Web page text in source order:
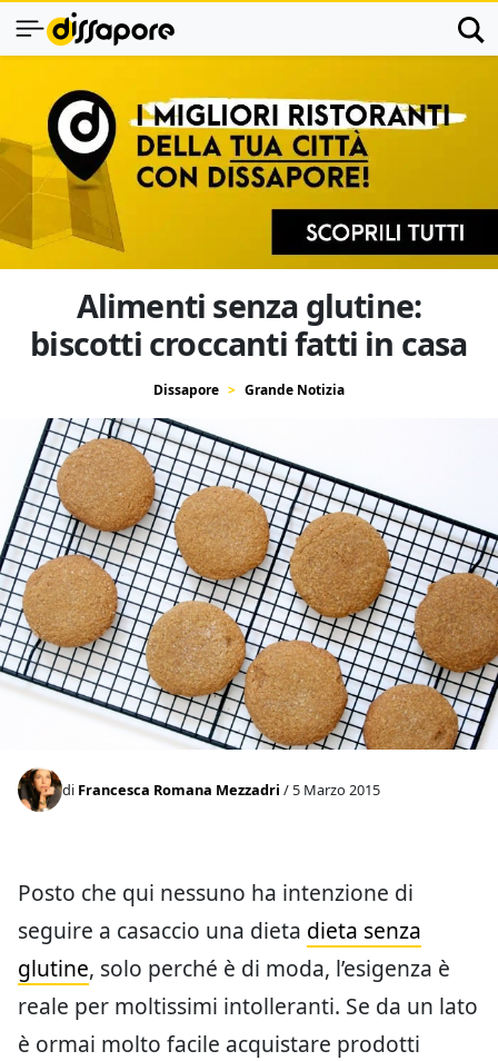
Alimenti senza glutine:
biscotti croccanti fatti in casa
Dissapore Grande Notizia
di Francesca Romana Mezzadri / 5 Marzo 2015
Posto che qui nessuno ha intenzione di
seguire a casaccio una dieta dieta senza
glutine, solo perché è di moda, l’esigenza è
reale per moltissimi intolleranti. Se da un lato
è ormai molto facile acquistare prodotti